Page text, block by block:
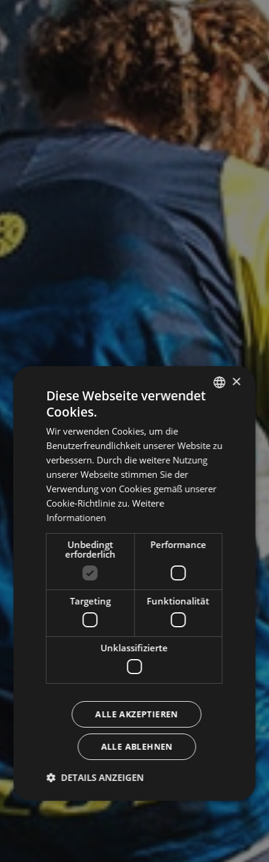
×
Diese Webseite verwendet
Cookies.
Wir verwenden Cookies, um die
Benutzerfreundlichkeit unserer Website zu
verbessern. Durch die weitere Nutzung
unserer Webseite stimmen Sie der
Verwendung von Cookies gemäß unserer
Cookie-Richtlinie zu. Weitere
Informationen
Unbedingt
erforderlich
Performance
Targeting Funktionalität
Unklassifizierte
ALLE AKZEPTIEREN
ALLE ABLEHNEN
DETAILS ANZEIGEN
Unklassifizierte